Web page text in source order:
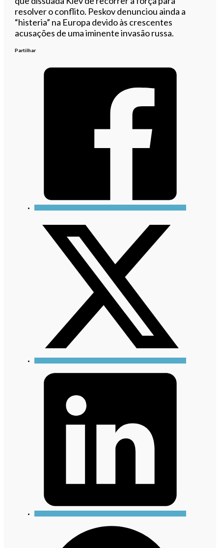
resolver o conflito. Peskov denunciou ainda a
“histeria” na Europa devido às crescentes
acusações de uma iminente invasão russa.
Partilhar